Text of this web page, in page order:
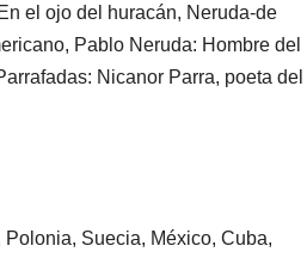
el ojo del huracán, Neruda-de
Pablo Neruda: Hombre del
Nicanor Parra, poeta del
Suecia, México, Cuba,